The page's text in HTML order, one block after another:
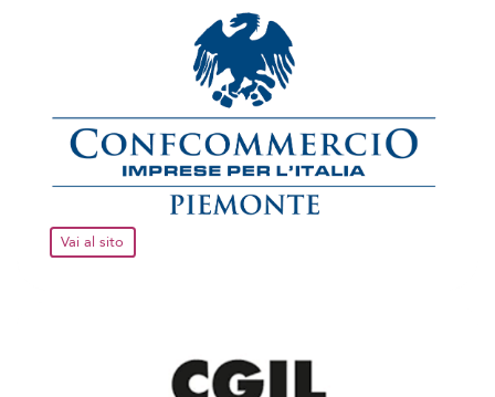
Vai al sito